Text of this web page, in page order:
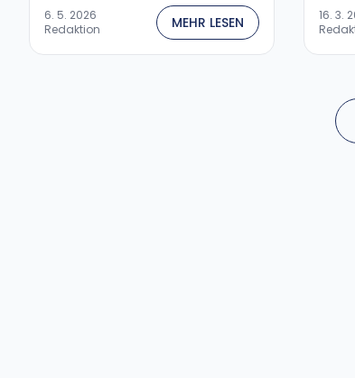
6. 5. 2026
Redaktion
MEHR LESEN
16. 3.